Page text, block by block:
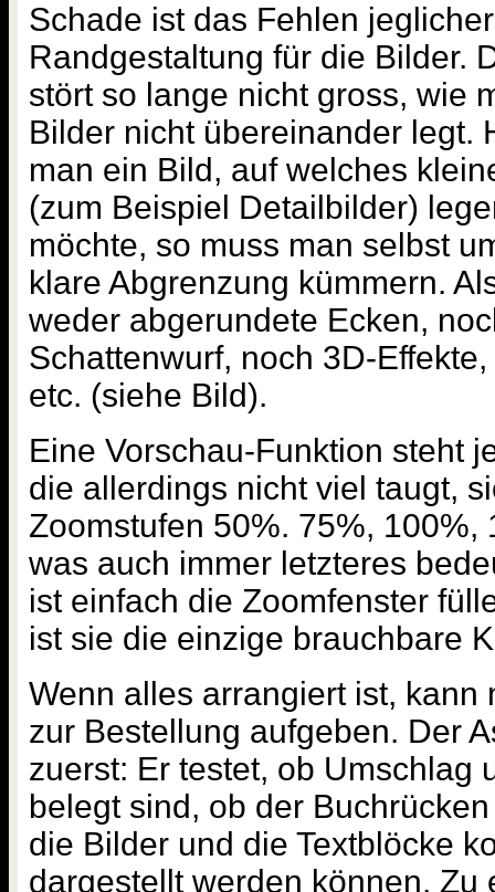
Schade ist das Fehlen jeglicher
Randgestaltung für die Bilder.
stört so lange nicht gross, wie
Bilder nicht übereinander legt.
man ein Bild, auf welches
(zum Beispiel Detailbilder)
möchte, so muss man selbst
klare Abgrenzung kümmern.
weder abgerundete Ecken,
Schattenwurf, noch 3D-
etc. (siehe Bild).
Eine Vorschau-Funktion steht
die allerdings nicht viel taugt,
Zoomstufen 50%. 75%, 100%,
was auch immer letzteres
ist einfach die Zoomfenster
ist sie die einzige brauchbare
Wenn alles arrangiert ist, kann
zur Bestellung aufgeben. Der
zuerst: Er testet, ob Umschlag
belegt sind, ob der
die Bilder und die Textblöcke
dargestellt werden können. Zu